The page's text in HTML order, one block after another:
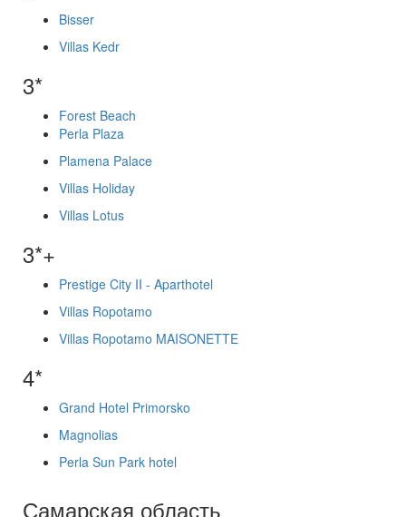
Bisser
Villas Kedr
3*
Forest Beach
Perla Plaza
Plamena Palace
Villas Holiday
Villas Lotus
3*+
Prestige City II - Aparthotel
Villas Ropotamo
Villas Ropotamo MAISONETTE
4*
Grand Hotel Primorsko
Magnolias
Perla Sun Park hotel
Самарская область